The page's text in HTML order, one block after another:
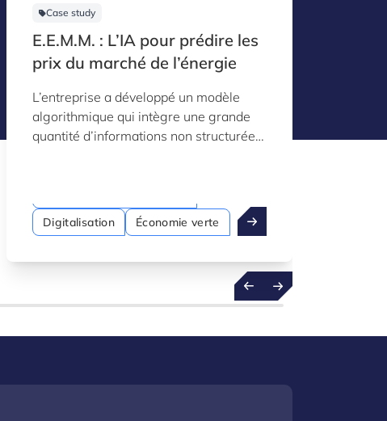
Case study
E.E.M.M. : L’IA pour prédire les
prix du marché de l’énergie
L’entreprise a développé un modèle
algorithmique qui intègre une grande
quantité d’informations non structurées
Digitalisation Économie verte